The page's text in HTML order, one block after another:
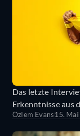
Das letzte
Erkenntnisse aus
Özlem Evans15.